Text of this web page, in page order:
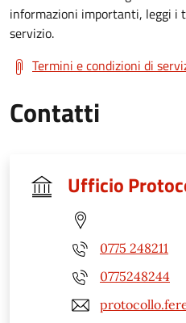
informazioni importanti, leggi i
servizio.
Termini e condizioni di
Contatti
Ufficio
0775 248211
0775248244